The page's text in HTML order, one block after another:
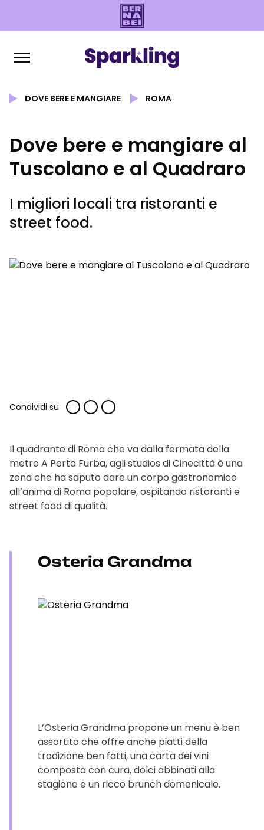
DOVE BERE E MANGIARE ROMA
Dove bere e mangiare al
Tuscolano e al Quadraro
I migliori locali tra ristoranti e
street food.
Condividi su
Il quadrante di Roma che va dalla fermata della
metro A Porta Furba, agli studios di Cinecittà è una
zona che ha saputo dare un corpo gastronomico
all’anima di Roma popolare, ospitando ristoranti e
street food di qualità.
Osteria Grandma
L’Osteria Grandma propone un menu è ben
assortito che offre anche piatti della
tradizione ben fatti, una carta dei vini
composta con cura, dolci abbinati alla
stagione e un ricco brunch domenicale.